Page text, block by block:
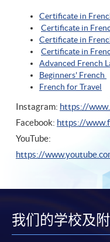
Certificate in
Certificate in
Certificate in
Certificate in
Advanced French
Beginners' French
French for Travel
Instagram: https://
Facebook: https://
YouTube:
https://
我们的学校及